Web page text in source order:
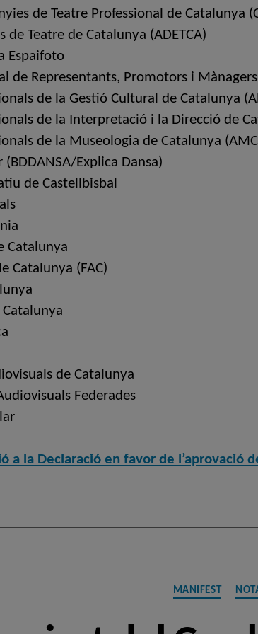
de Teatre Professional de Catalunya
de Teatre de Catalunya (ADETCA)
Espaifoto
de Representants, Promotors i
de la Gestió Cultural de Catalunya
de la Interpretació i la Direcció de
de la Museologia de Catalunya
Explica Dansa)
de Castellbisbal
Catalunya
Catalunya (FAC)
de Catalunya
Federades
a la Declaració en favor de l’aprovació
MANIFEST